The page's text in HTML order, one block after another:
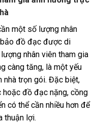
một số lượng nhân
đồ đạc được di
nhân viên tham gia
càng tăng, là một yếu
nhà trọn gói. Đặc biệt,
đồ đạc nặng, cồng
có thể cần nhiều hơn để
thuận lợi.